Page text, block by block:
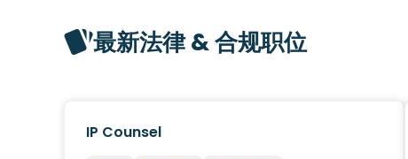
最新法律 & 合规职位
IP Counsel